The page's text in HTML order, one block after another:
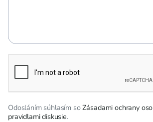
Odosláním súhlasím soZásadami ochrany
pravidlami diskusie.